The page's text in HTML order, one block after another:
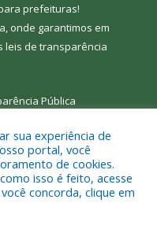
prefeituras!
onde garantimos em
leis de transparência
Pública
Municipal de Bom Jesus
sua experiência de
portal, você
de cookies.
isso é feito, acesse
você concorda, clique em